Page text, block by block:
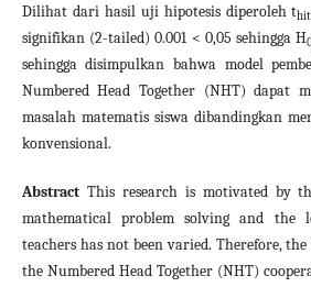
Dilihat dari hasil uji hipotesis diperoleh t
signifikan (2-tailed) 0.001 < 0,05 sehingga H
sehingga disimpulkan bahwa model
Numbered Head Together (NHT) dapat
masalah matematis siswa dibandingkan
konvensional.
AbstractThis research is motivated by
mathematical problem solving and the
teachers has not been varied. Therefore,
the Numbered Head Together (NHT)